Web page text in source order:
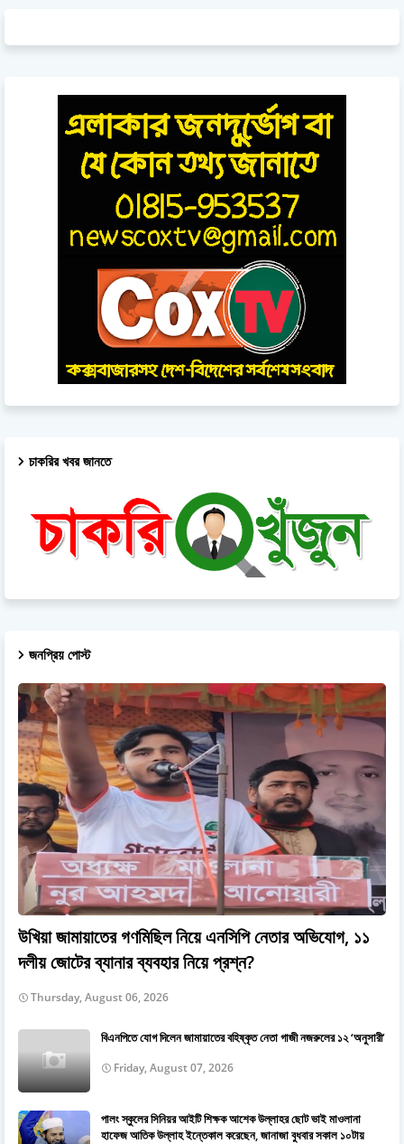
চাকরির খবর জানতে
জনপ্রিয় পোস্ট
উখিয়া জামায়াতের গণমিছিল নিয়ে এনসিপি নেতার অভিযোগ, ১১
দলীয় জোটের ব্যানার ব্যবহার নিয়ে প্রশ্ন?
Thursday, August 06, 2026
বিএনপিতে যোগ দিলেন জামায়াতের বহিষ্কৃত নেতা গাজী নজরুলের ১২ ‘অনুসারী’
Friday, August 07, 2026
পালং স্কুলের সিনিয়র আইটি শিক্ষক আশেক উল্লাহর ছোট ভাই মাওলানা
হাফেজ আতিক উল্লাহ ইন্তেকাল করেছেন, জানাজা বুধবার সকাল ১০টায়